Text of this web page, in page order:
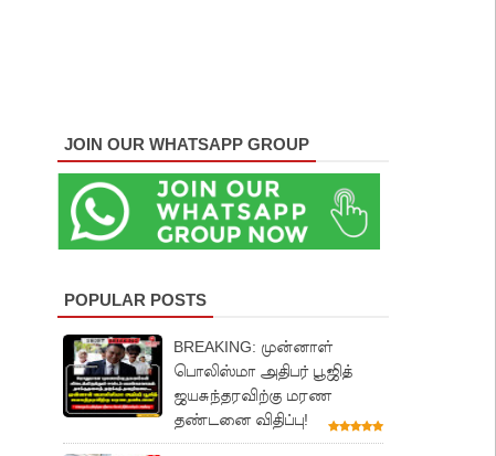
JOIN OUR WHATSAPP GROUP
POPULAR POSTS
BREAKING: முன்னாள்
பொலிஸ்மா அதிபர் பூஜித்
ஜயசுந்தரவிற்கு மரண
தண்டனை விதிப்பு!